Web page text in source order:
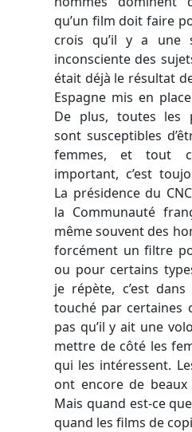
qu’un film doit faire
crois qu’il y a une
inconsciente des
était déjà le résultat
Espagne mis en
De plus, toutes les
sont susceptibles
femmes, et tout
important, c’est
La présidence du
la Communauté
même souvent des
forcément un filtre
ou pour certains
je répète, c’est
touché par certaines
pas qu’il y ait une
mettre de côté les
qui les intéressent.
ont encore de
Mais quand est-ce
quand les films de